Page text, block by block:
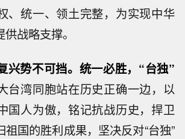
、统一、领土完整，为实现中华
战略支撑。
兴势不可挡。统一必胜，“台独”
台湾同胞站在历史正确一边，以
国人为傲，铭记抗战历史，捍卫
祖国的胜利成果，坚决反对“台独”